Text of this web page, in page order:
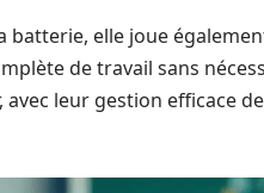
batterie, elle joue
de travail sans
leur gestion efficace